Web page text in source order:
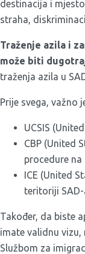
destinacija i
straha,
Traženje azila i
može biti
traženja azila u
Prije svega, važno
UCSIS
CBP (United
procedure
ICE (United
teritoriji
Također, da biste
imate validnu vizu,
Službom za